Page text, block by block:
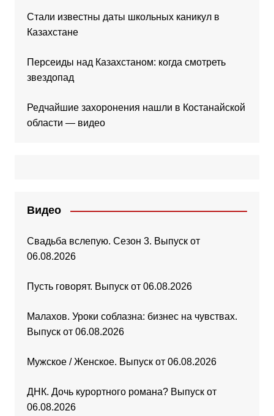
Стали известны даты школьных каникул в
Казахстане
Персеиды над Казахстаном: когда смотреть
звездопад
Редчайшие захоронения нашли в Костанайской
области — видео
Видео
Свадьба вслепую. Сезон 3. Выпуск от
06.08.2026
Пусть говорят. Выпуск от 06.08.2026
Малахов. Уроки соблазна: бизнес на чувствах.
Выпуск от 06.08.2026
Мужское / Женское. Выпуск от 06.08.2026
ДНК. Дочь курортного романа? Выпуск от
06.08.2026